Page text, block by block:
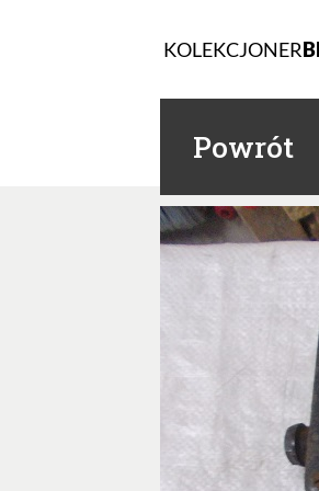
KOLEKCJONER
Powrót